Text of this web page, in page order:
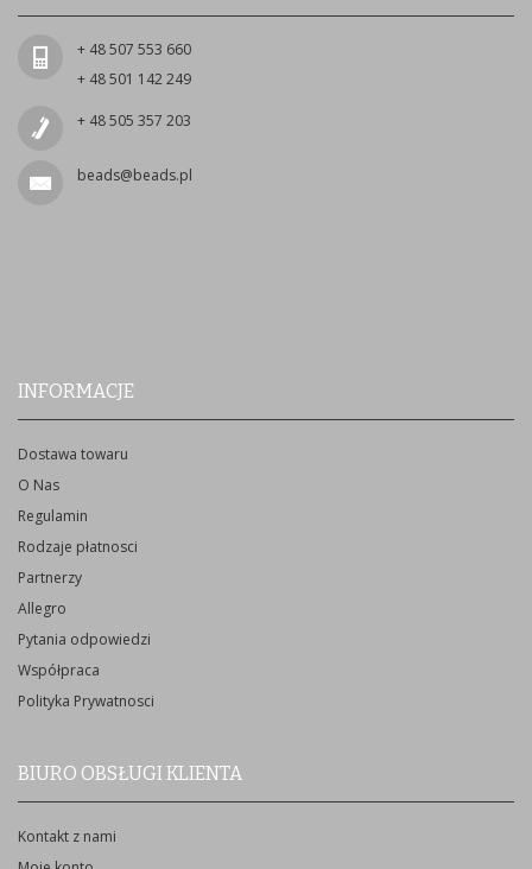
+ 48 507 553 660
+ 48 501 142 249
+ 48 505 357 203
beads@beads.pl
INFORMACJE
Dostawa towaru
O Nas
Regulamin
Rodzaje płatnosci
Partnerzy
Allegro
Pytania odpowiedzi
Współpraca
Polityka Prywatnosci
BIURO OBSŁUGI KLIENTA
Kontakt z nami